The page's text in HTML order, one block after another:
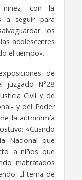
con la
a seguir para
los
adolescentes
el tiempo».
de
juzgado N°28
Civil y de
y del Poder
la autonomía
«Cuando
Nacional que
a niños que
maltratados
El tema de